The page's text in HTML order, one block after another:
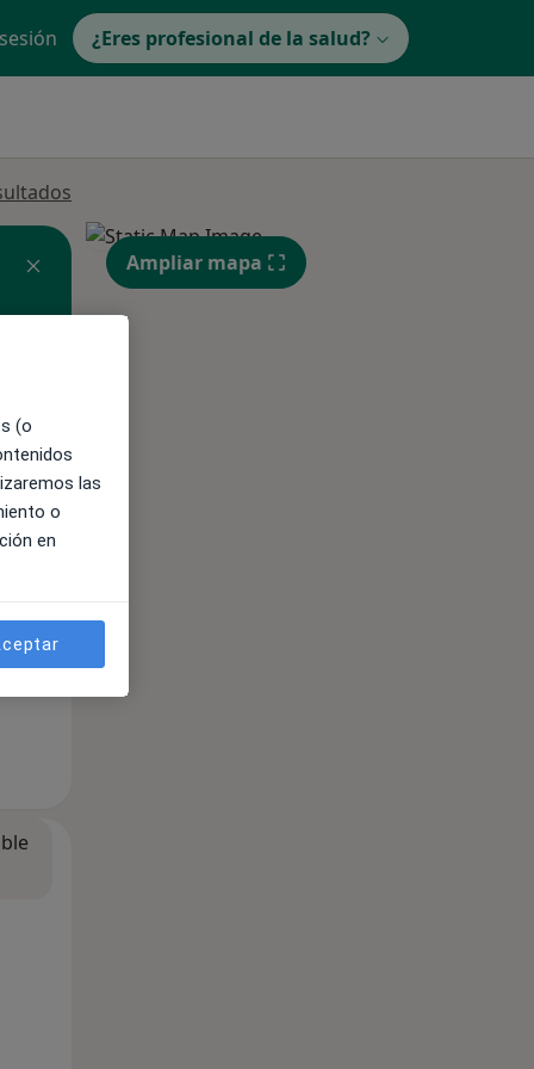
¿Eres profesional de la salud?
Ampliar mapa
(o
las
o
en